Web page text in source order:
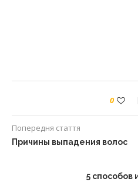
0
Попередня стаття
Причины выпадения волос
5 способов